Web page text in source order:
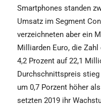
Smartphones standen
Umsatz im Segment
verzeichneten aber ein
Milliarden Euro, die
4,2 Prozent auf 22,1
Durchschnittspreis stieg
um 0,7 Porzent höher
setzten 2019 ihr